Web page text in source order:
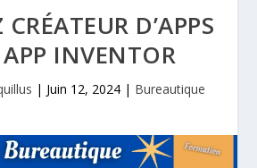
D’APPS
INVENTOR
| Juin 12, 2024| Bureautique